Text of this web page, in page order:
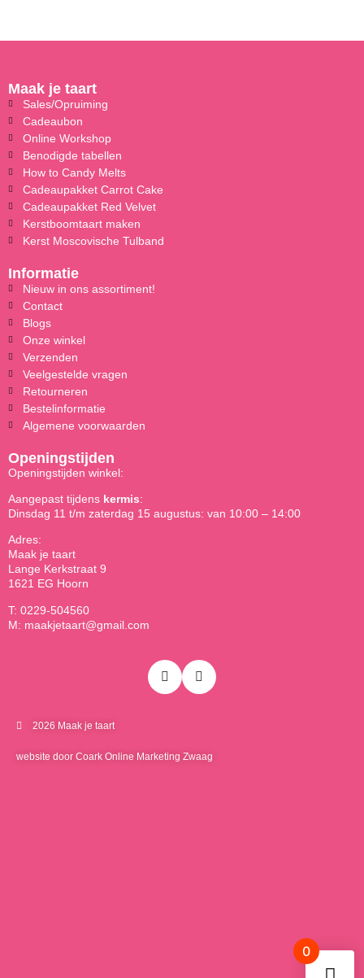
Maak je taart
Sales/Opruiming
Cadeaubon
Online Workshop
Benodigde tabellen
How to Candy Melts
Cadeaupakket Carrot Cake
Cadeaupakket Red Velvet
Kerstboomtaart maken
Kerst Moscovische Tulband
Informatie
Nieuw in ons assortiment!
Contact
Blogs
Onze winkel
Verzenden
Veelgestelde vragen
Retourneren
Bestelinformatie
Algemene voorwaarden
Openingstijden
Openingstijden winkel:
Aangepast tijdens kermis:
Dinsdag 11 t/m zaterdag 15 augustus: van 10:00 – 14:00
Adres:
Maak je taart
Lange Kerkstraat 9
1621 EG Hoorn
T: 0229-504560
M: maakjetaart@gmail.com
2026 Maak je taart
website door Coark Online Marketing Zwaag
0